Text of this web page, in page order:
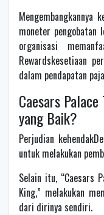
Mengembangkannya
moneter
organisasi
Rewardskesetiaan
dalam pendapatan
Caesars
yang Baik?
Perjudian
untuk melakukan
Selain itu, “Caesars
King,” melakukan
dari dirinya sendiri.